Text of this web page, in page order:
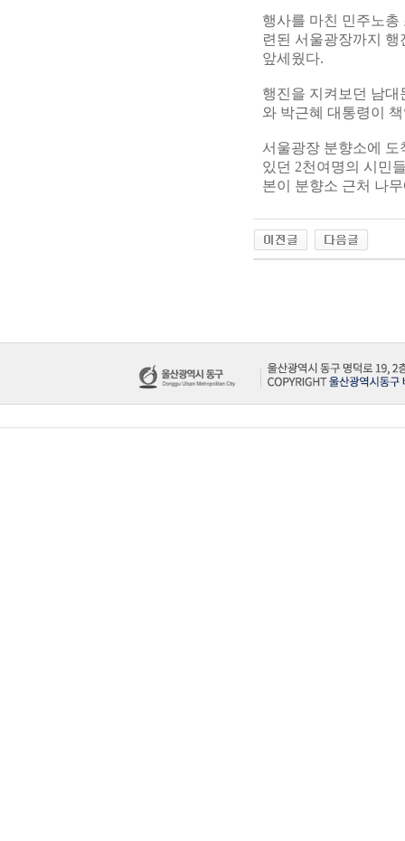
행사를 마친 민주노총
련된 서울광장까지
앞세웠다.
행진을 지켜보던 남대
와 박근혜 대통령이
서울광장 분향소에
있던 2천여명의 시민
본이 분향소 근처 나